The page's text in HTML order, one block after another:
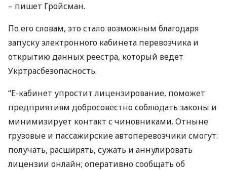
– пишет Гройсман.
По его словам, это стало возможным благодаря
запуску электронного кабинета перевозчика и
открытию данных реестра, который ведет
Укртрасбезопасность.
“Е-кабинет упростит лицензирование, поможет
предприятиям добросовестно соблюдать законы и
минимизирует контакт с чиновниками. Отныне
грузовые и пассажирские автоперевозчики смогут:
получать, расширять, сужать и аннулировать
лицензии онлайн; оперативно сообщать об